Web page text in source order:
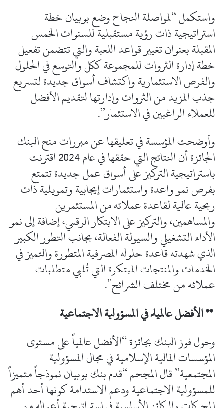
واستكمل “لمواصلة النجاح وضع بوبيان خطة
استراتيجية ذات رؤية مستقبلية للسنوات الخمس
المقبلة بعنوان تغيير قواعد اللعبة والتي تتضمن تفعيل
خطة إدارة الثروات للمجموعة ككل والتوسع في الحلول
والفرص الاستثمارية واكتشاف أسواق جديدة لتسريع
جذب المزيد من الثروات وإدارتها لتقديم الأفضل
للعملاء الراغبين في الاستثمار”.
وأوضحت المؤسسة في تعليقها عن مبررات منح البنك
الجائزة أن النتائج التي حققها في عام 2024 اقترنت
باستراتيجية التركيز على أسواق عمل جديدة تتمتع
بفرص نمو واعدة واستثمارات إيجابية وتمويلية ذات
ربحية عالية لقاعدة عملائه من المستثمرين
والمساهمين، والتركيز على الابتكار الرقمي، إضافة إلى نمو
الأداء التشغيلي والسيولة الفعالة، بجانب التطور الكبير
الذي شهدته قاعدة حلوله المصرفية المتطورة والتميز في
الخدمات والمنتجات المبتكرة التي تُلبي متطلبات
عملائه من مختلف الشرائح”.
** الأفضل عالميا ً في المسؤولية الاجتماعية
وحول فوز البنك بجائزة “الأفضل عالمياً على مستوى
المؤسسات المالية الإسلامية في مجال المسؤولية
المجتمعية” قال المجحم “قدم بنك بوبيان نموذجاً متميزاً
للمسؤولية الاجتماعية ودعم الاستدامة كونها أحد أهم